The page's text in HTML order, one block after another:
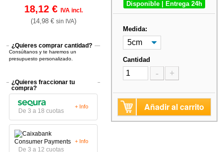
18,12 € IVA incl.
(14,98 € sin IVA)
¿Quieres comprar cantidad?
Consúltanos y te haremos un
presupuesto personalizado.
¿Quieres fraccionar tu
compra?
De 3 a 18 cuotas
+ Info
De 3 a 12 cuotas
+ Info
Disponible | Entrega 24h
Medida:
Cantidad
- +
Añadir al carrito